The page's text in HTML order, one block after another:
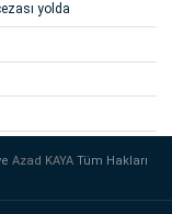
yolda
Azad KAYATüm Hakları